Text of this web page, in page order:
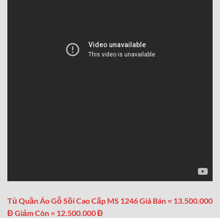
Tủ Quần Áo Gỗ Sồi Cao Cấp MS 1246 Giá Bán = 13.500.000
Đ Giảm Còn = 12.500.000 Đ